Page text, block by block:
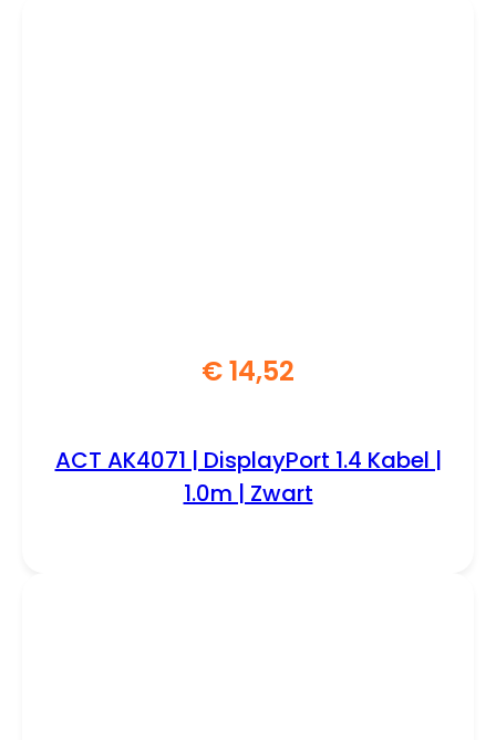
€14,52
ACT AK4071 | DisplayPort 1.4 Kabel |
1.0m | Zwart